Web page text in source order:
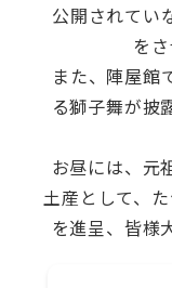
公開されてい
を
また、陣屋館
る獅子舞が披
お昼には、元
土産として、
を進呈、皆様